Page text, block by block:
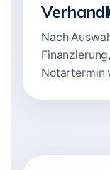
Nach
Notartermin